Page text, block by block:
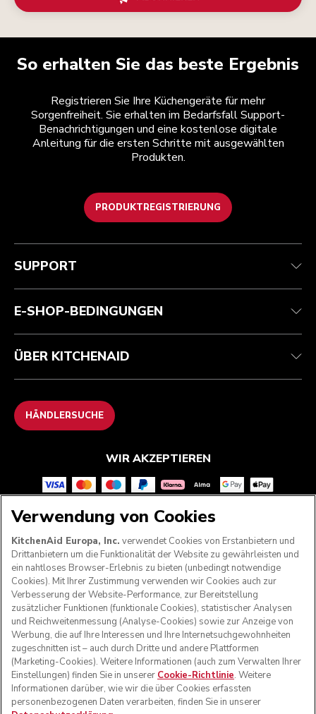
So erhalten Sie das beste Ergebnis
Registrieren Sie Ihre Küchengeräte für mehr
Sorgenfreiheit. Sie erhalten im Bedarfsfall Support-
Benachrichtigungen und eine kostenlose digitale
Anleitung für die ersten Schritte mit ausgewählten
Produkten.
PRODUKTREGISTRIERUNG
Health Check
Verfolgen Sie Ihre Bestellung
Garantie und Dokumente
Häufig gestellte fragen
Teilnahmebedingungen
Rückgaben und Erstattungen
Impressum
ODR
Die Marke
Händlersuche
SUPPORT
E-SHOP-BEDINGUNGEN
ÜBER KITCHENAID
HÄNDLERSUCHE
WIR AKZEPTIEREN
FOLGEN SIE UNS
© KitchenAid 2026 - Alle Rechte vorbehalten. KitchenAid
und das Design der Küchenmaschine sind eingetragene
Verwendung von Cookies
KitchenAid Europa, Inc. verwendet Cookies von Erstanbietern und
Drittanbietern um die Funktionalität der Website zu gewährleisten und
ein nahtloses Browser-Erlebnis zu bieten (unbedingt notwendige
Cookies). Mit Ihrer Zustimmung verwenden wir Cookies auch zur
Verbesserung der Website-Performance, zur Bereitstellung
zusätzlicher Funktionen (funktionale Cookies), statistischer Analysen
und Reichweitenmessung (Analyse-Cookies) sowie zur Anzeige von
Werbung, die auf Ihre Interessen und Ihre Internetsuchgewohnheiten
zugeschnitten ist – auch durch Dritte und andere Plattformen
(Marketing-Cookies). Weitere Informationen (auch zum Verwalten Ihrer
Einstellungen) finden Sie in unserer Cookie-Richtlinie. Weitere
Informationen darüber, wie wir die über Cookies erfassten
personenbezogenen Daten verarbeiten, finden Sie in unserer